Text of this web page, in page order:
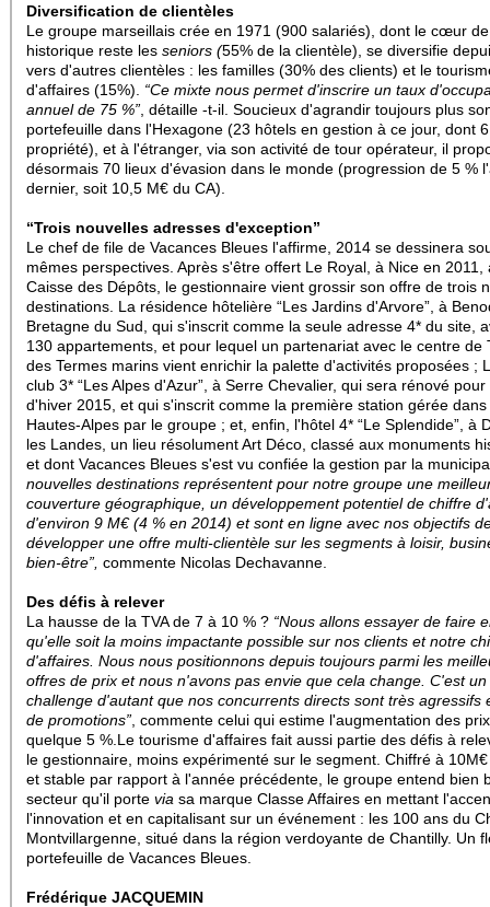
Diversification de clientèles
Le groupe marseillais crée en 1971 (900 salariés), dont le cœur
historique reste les seniors (55% de la clientèle), se diversifie
vers d'autres clientèles : les familles (30% des clients) et le
d'affaires (15%). “Ce mixte nous permet d'inscrire un taux
annuel de 75 %” , détaille -t-il. Soucieux d'agrandir toujours plus
portefeuille dans l'Hexagone (23 hôtels en gestion à ce jour, dont
propriété), et à l'étranger, via son activité de tour opérateur, il
désormais 70 lieux d'évasion dans le monde (progression de 5 %
dernier, soit 10,5 M€ du CA).
“Trois nouvelles adresses d'exception”
Le chef de file de Vacances Bleues l'affirme, 2014 se dessinera
mêmes perspectives. Après s'être offert Le Royal, à Nice en 2011,
Caisse des Dépôts, le gestionnaire vient grossir son offre de trois
destinations. La résidence hôtelière “Les Jardins d'Arvore”, à
Bretagne du Sud, qui s'inscrit comme la seule adresse 4* du site,
130 appartements, et pour lequel un partenariat avec le centre de
des Termes marins vient enrichir la palette d'activités proposées ;
club 3* “Les Alpes d'Azur”, à Serre Chevalier, qui sera rénové
d'hiver 2015, et qui s'inscrit comme la première station gérée dans
Hautes-Alpes par le groupe ; et, enfin, l'hôtel 4* “Le Splendide”, à
les Landes, un lieu résolument Art Déco, classé aux monuments
et dont Vacances Bleues s'est vu confiée la gestion par la
nouvelles destinations représentent pour notre groupe une
couverture géographique, un développement potentiel de chiffre
d'environ 9 M€ (4 % en 2014) et sont en ligne avec nos objectifs
développer une offre multi-clientèle sur les segments à loisir,
bien-être”, commente Nicolas Dechavanne.
Des défis à relever
La hausse de la TVA de 7 à 10 % ? “Nous allons essayer de faire
qu'elle soit la moins impactante possible sur nos clients et notre
d'affaires. Nous nous positionnons depuis toujours parmi les
offres de prix et nous n'avons pas envie que cela change. C'est un
challenge d'autant que nos concurrents directs sont très agressifs
de promotions” , commente celui qui estime l'augmentation des
quelque 5 %.Le tourisme d'affaires fait aussi partie des défis à
le gestionnaire, moins expérimenté sur le segment. Chiffré à
et stable par rapport à l'année précédente, le groupe entend bien
secteur qu'il porte via sa marque Classe Affaires en mettant
l'innovation et en capitalisant sur un événement : les 100 ans du
Montvillargenne, situé dans la région verdoyante de Chantilly. Un
portefeuille de Vacances Bleues.
Frédérique JACQUEMIN